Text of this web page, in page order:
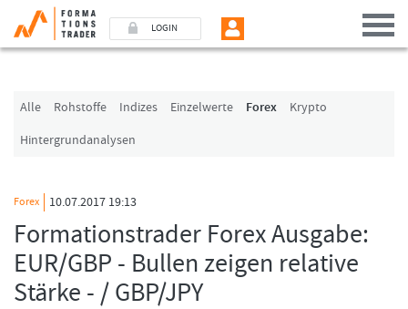
LOGIN
Alle Rohstoffe Indizes Einzelwerte Forex
Krypto
Hintergrundanalysen
Forex 10.07.2017 19:13
Formationstrader Forex Ausgabe:
EUR/GBP - Bullen zeigen relative
Stärke - / GBP/JPY
Benutzer (E-Mail-Adresse in Kleinschrift)
Angemeldet bleiben
LOGIN
Passwort vergessen